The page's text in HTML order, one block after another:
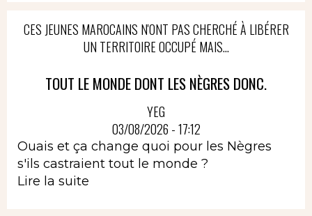
CES JEUNES MAROCAINS N'ONT PAS CHERCHÉ À LIBÉRER
UN TERRITOIRE OCCUPÉ MAIS...
TOUT LE MONDE DONT LES NÈGRES DONC.
YEG
03/08/2026 - 17:12
Ouais et ça change quoi pour les Nègres
s'ils castraient tout le monde ?
Lire la suite